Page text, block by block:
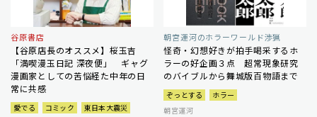
谷原書店
【谷原店長のオススメ】桜玉吉
「満喫漫玉日記 深夜便」 ギャグ
漫画家としての苦悩経た中年の日
常に共感
愛でる コミック
東日本大震災
朝宮運河のホラーワールド渉猟
怪奇・幻想好きが拍手喝采するホ
ラーの好企画３点 超常現象研究
のバイブルから舞城版百物語まで
ぞっとする
ホラー
朝宮運河